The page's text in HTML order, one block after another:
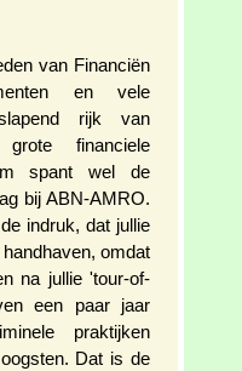
van Financiën
en vele
rijk van
financiele
spant wel de
bij ABN-AMRO.
indruk, dat jullie
omdat
na jullie 'tour-of-
een paar jaar
praktijken
Dat is de